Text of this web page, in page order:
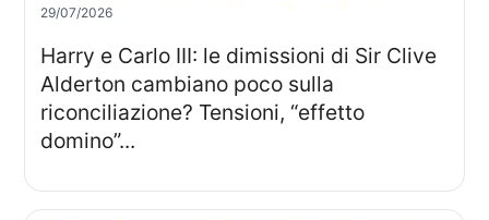
29/07/2026
Harry e Carlo III: le dimissioni di Sir Clive
Alderton cambiano poco sulla
riconciliazione? Tensioni, “effetto
domino”...